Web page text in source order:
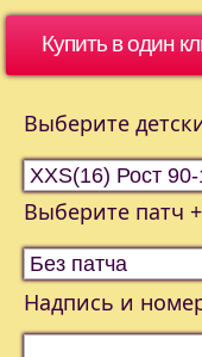
Купить в один
Выберите
Выберите патч
Надпись и